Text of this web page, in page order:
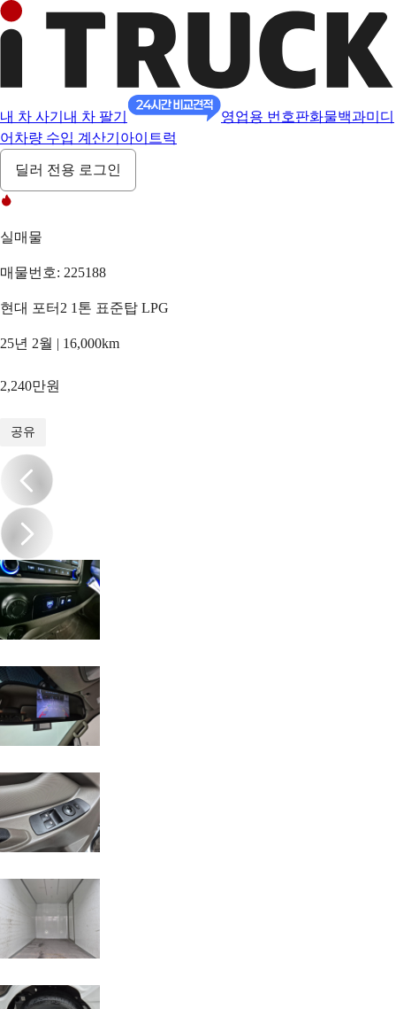
내 차 사기 내 차 팔기 영업용 번호판화물백과미디
어 차량 수입 계산기 아이트럭
딜러 전용 로그인
실매물
매물번호: 225188
현대 포터2 1톤 표준탑 LPG
25년 2월 | 16,000km
2,240만원
공유
/17